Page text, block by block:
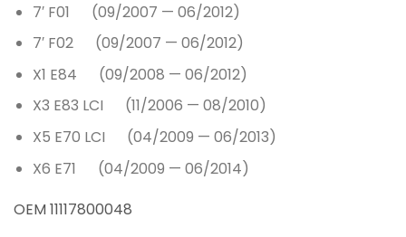
7′ F01 (09/2007 — 06/2012)
7′ F02 (09/2007 — 06/2012)
X1 E84 (09/2008 — 06/2012)
X3 E83 LCI (11/2006 — 08/2010)
X5 E70 LCI (04/2009 — 06/2013)
X6 E71 (04/2009 — 06/2014)
OEM11117800048